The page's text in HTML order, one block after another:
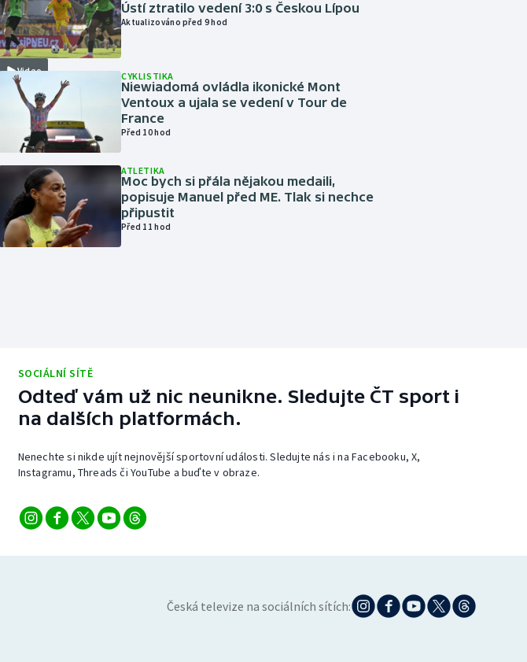
Video
Ústí ztratilo vedení 3:0 s Českou Lípou
Aktualizováno před 9 hod
CYKLISTIKA
Niewiadomá ovládla ikonické Mont
Ventoux a ujala se vedení v Tour de
France
Před 10 hod
ATLETIKA
Moc bych si přála nějakou medaili,
popisuje Manuel před ME. Tlak si nechce
připustit
Před 11 hod
SOCIÁLNÍ SÍTĚ
Odteď vám už nic neunikne. Sledujte ČT sport i
na dalších platformách.
Nenechte si nikde ujít nejnovější sportovní události. Sledujte nás i na Facebooku, X,
Instagramu, Threads či YouTube a buďte v obraze.
Česká televize na sociálních sítích: